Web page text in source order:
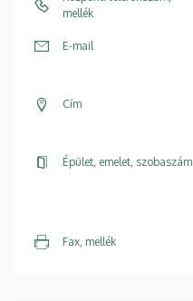
mellék
E-mail
Cím
Épület, emelet, szobaszám
Fax, mellék